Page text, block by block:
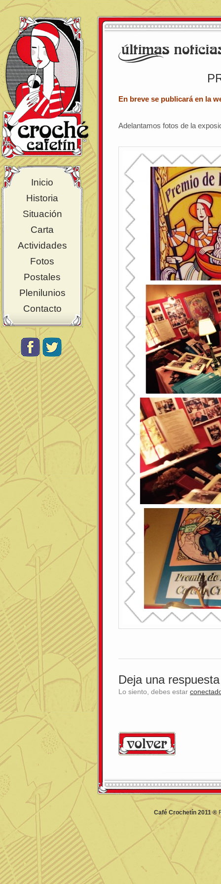
Inicio
Historia
Situación
Carta
Actividades
Fotos
Postales
Plenilunios
Contacto
En breve se publicará en la
Adelantamos fotos de la
Deja una respuesta
Lo siento, debes estar
Café Crochetín 2011 ®